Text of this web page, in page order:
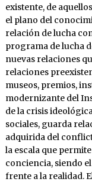
existente, de
el plano del
relación de lucha
programa de lucha
nuevas relaciones
relaciones
museos, premios,
modernizante del
de la crisis
sociales, guarda
adquirida del
la escala que
conciencia, siendo
frente a la realidad.